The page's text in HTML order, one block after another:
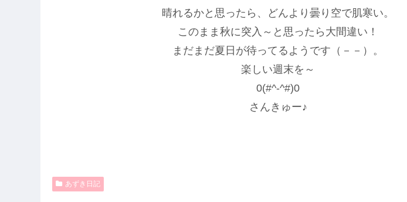
晴れるかと思ったら、どんより曇り空で肌寒い。
このまま秋に突入～と思ったら大間違い！
まだまだ夏日が待ってるようです（－－）。
楽しい週末を～
0(#^-^#)0
さんきゅー♪
あずき日記